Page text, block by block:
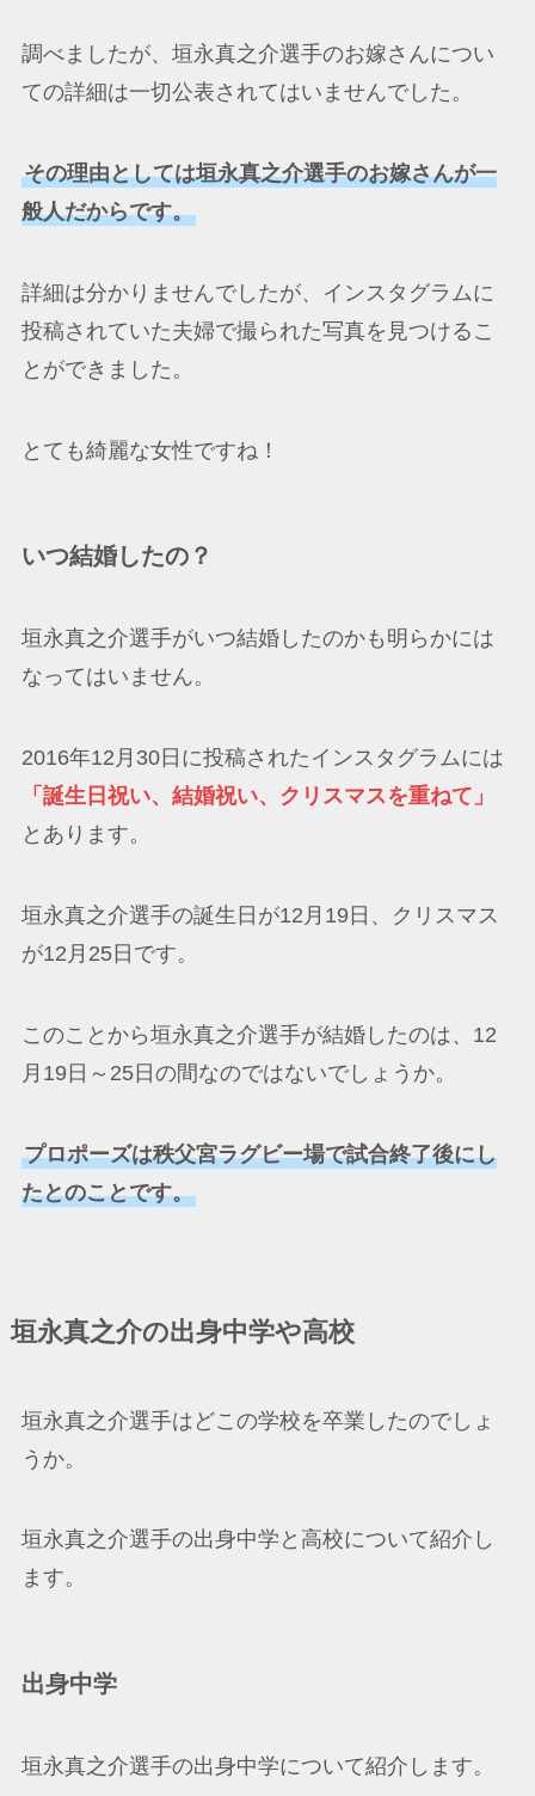
調べましたが、垣永真之介選手のお嫁さんについ
ての詳細は一切公表されてはいませんでした。
その理由としては垣永真之介選手のお嫁さんが一
般人だからです。
詳細は分かりませんでしたが、インスタグラムに
投稿されていた夫婦で撮られた写真を見つけるこ
とができました。
とても綺麗な女性ですね！
いつ結婚したの？
垣永真之介選手がいつ結婚したのかも明らかには
なってはいません。
2016年12月30日に投稿されたインスタグラムには
「誕生日祝い、結婚祝い、クリスマスを重ねて」
とあります。
垣永真之介選手の誕生日が12月19日、クリスマス
が12月25日です。
このことから垣永真之介選手が結婚したのは、12
月19日～25日の間なのではないでしょうか。
プロポーズは秩父宮ラグビー場で試合終了後にし
たとのことです。
垣永真之介の出身中学や高校
垣永真之介選手はどこの学校を卒業したのでしょ
うか。
垣永真之介選手の出身中学と高校について紹介し
ます。
出身中学
垣永真之介選手の出身中学について紹介します。